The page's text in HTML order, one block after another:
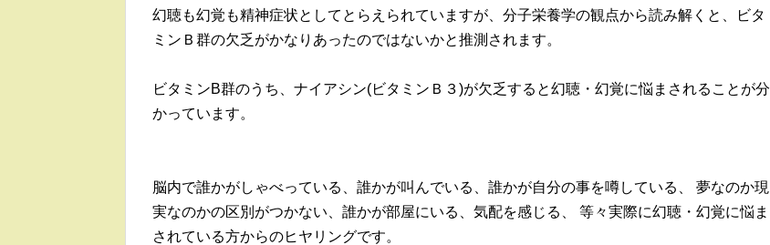
幻聴も幻覚も精神症状としてとらえられていますが、分子栄養学の観点から読み解くと、ビタ
ミンＢ群の欠乏がかなりあったのではないかと推測されます。
ビタミンB群のうち、ナイアシン(ビタミンＢ３)が欠乏すると幻聴・幻覚に悩まされることが分
かっています。
脳内で誰かがしゃべっている、誰かが叫んでいる、誰かが自分の事を噂している、 夢なのか現
実なのかの区別がつかない、誰かが部屋にいる、気配を感じる、 等々実際に幻聴・幻覚に悩ま
されている方からのヒヤリングです。